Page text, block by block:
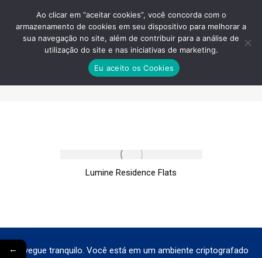
LUMINE-RESIDENCE-FLATS-
GUARULHOS
Lumine Residence Flats
Navegue tranquilo. Você está em um ambiente criptografado
←
Ao clicar em “aceitar cookies”, você concorda com o
armazenamento de cookies em seu dispositivo para melhorar a
sua navegação no site, além de contribuir para a análise de
utilização do site e nas iniciativas de marketing.
Eu aceito os Cookies